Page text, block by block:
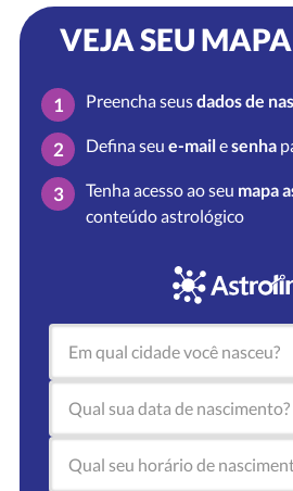
VEJA SEU
1 Preencha seusdados de
2 Defina seu e-mailesenha
3 Tenha acesso ao seu mapa
conteúdo astrológico